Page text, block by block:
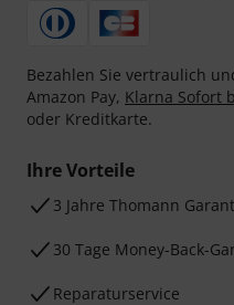
Bezahlen Sie vertraulich
Amazon Pay, Klarna Sofort
oder Kreditkarte.
Ihre Vorteile
3 Jahre Thomann
30 Tage Money-Back-
Reparaturservice